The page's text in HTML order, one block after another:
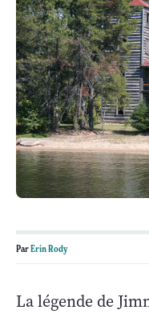
ParErin Rody
La légende de